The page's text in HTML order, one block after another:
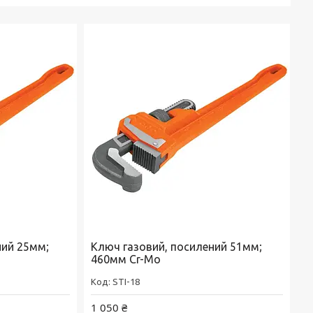
25мм;
Ключ газовий, посилений 51мм;
460мм Cr-Mo
STI-18
1 050 ₴